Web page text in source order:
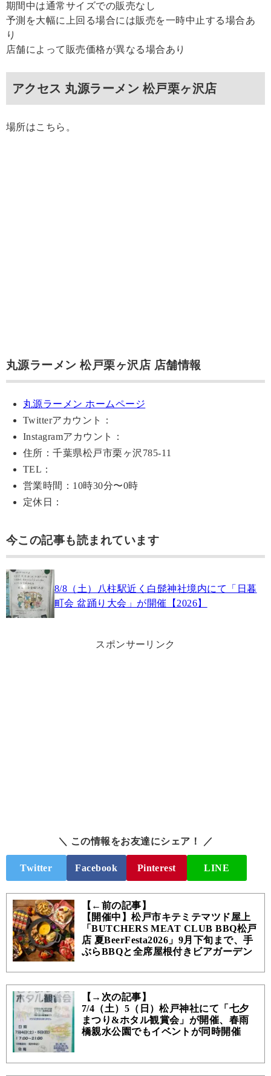
期間中は通常サイズでの販売なし
予測を大幅に上回る場合には販売を一時中止する場合あ
り
店舗によって販売価格が異なる場合あり
アクセス 丸源ラーメン 松戸栗ヶ沢店
場所はこちら。
丸源ラーメン 松戸栗ヶ沢店 店舗情報
丸源ラーメン ホームページ
Twitterアカウント：
Instagramアカウント：
住所：千葉県松戸市栗ヶ沢785-11
TEL：
営業時間：10時30分〜0時
定休日：
今この記事も読まれています
8/8（土）八柱駅近く白髭神社境内にて「日暮
町会 盆踊り大会」が開催【2026】
スポンサーリンク
＼ この情報をお友達にシェア！ ／
Twitter Facebook Pinterest LINE
【←前の記事】
【開催中】松戸市キテミテマツド屋上
「BUTCHERS MEAT CLUB BBQ松戸
店 夏BeerFesta2026」9月下旬まで、手
ぶらBBQと全席屋根付きビアガーデン
【→次の記事】
7/4（土）5（日）松戸神社にて「七夕
まつり&ホタル観賞会」が開催、春雨
橋親水公園でもイベントが同時開催